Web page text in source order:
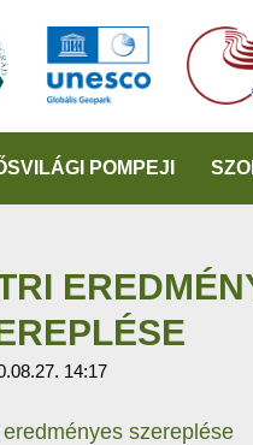
POMPEJI
14:17
szereplése